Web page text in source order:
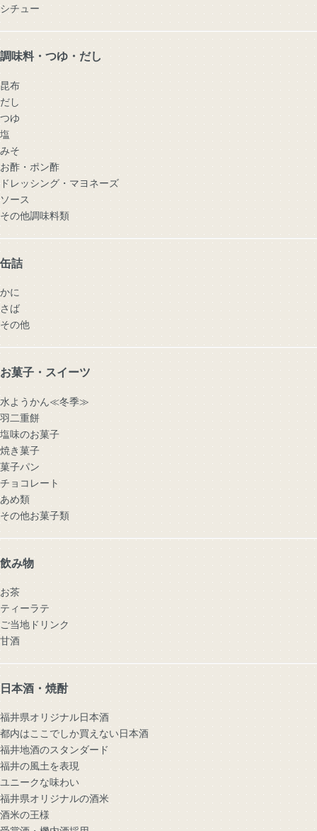
シチュー
調味料・つゆ・だし
昆布
だし
つゆ
塩
みそ
お酢・ポン酢
ドレッシング・マヨネーズ
ソース
その他調味料類
缶詰
かに
さば
その他
お菓子・スイーツ
水ようかん≪冬季≫
羽二重餅
塩味のお菓子
焼き菓子
菓子パン
チョコレート
あめ類
その他お菓子類
飲み物
お茶
ティーラテ
ご当地ドリンク
甘酒
日本酒・焼酎
福井県オリジナル日本酒
都内はここでしか買えない日本酒
福井地酒のスタンダード
福井の風土を表現
ユニークな味わい
福井県オリジナルの酒米
酒米の王様